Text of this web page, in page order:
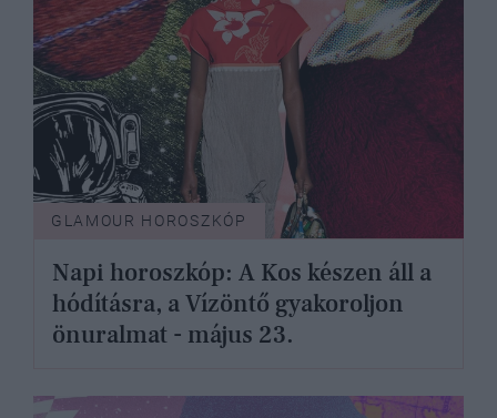
GLAMOUR HOROSZKÓP
Napi horoszkóp: A Kos készen áll a
hódításra, a Vízöntő gyakoroljon
önuralmat - május 23.